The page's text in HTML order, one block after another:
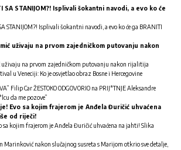
SA STANIJOM?! Isplivali šokantni navodi, a evo ko će
STANIJOM?! Isplivali šokantni navodi, a evo ko će ga BRANITI
uživaju na prvom zajedničkom putovanju nakon
uživaju na prvom zajedničkom putovanju nakon rijalitija
u Veneciji: Ko je osvjetlao obraz Bosne i Hercegovine
Filip Car ŽESTOKO ODGOVORIO na PRIJ*TNJE Aleksandre
da me pozove”
Evo sa kojim frajerom je Anđela Đuričić uhvaćena
od riječi!
sa kojim frajerom je Anđela Đuričić uhvaćena na jahti! Slika
Marinković nakon slučajnog susreta s Marijom otkrio sve detalje,